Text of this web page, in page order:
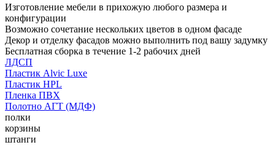
Изготовление мебели в прихожую любого размера и
конфигурации
Возможно сочетание нескольких цветов в одном фасаде
Декор и отделку фасадов можно выполнить под вашу задумку
Бесплатная сборка в течение 1-2 рабочих дней
ЛДСП
Пластик Alvic Luxe
Пластик HPL
Пленка ПВХ
Полотно АГТ (МДФ)
полки
корзины
штанги